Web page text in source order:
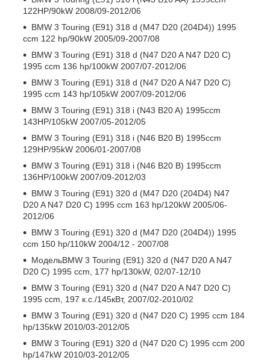
122HP/90kW 2008/09-2012/06
BMW 3 Touring (E91) 318 d (M47 D20 (204D4)) 1995
ccm 122 hp/90kW 2005/09-2007/08
BMW 3 Touring (E91) 318 d (N47 D20 A N47 D20 C)
1995 ccm 136 hp/100kW 2007/07-2012/06
BMW 3 Touring (E91) 318 d (N47 D20 A N47 D20 C)
1995 ccm 143 hp/105kW 2007/09-2012/06
BMW 3 Touring (E91) 318 i (N43 B20 A) 1995ccm
143HP/105kW 2007/05-2012/05
BMW 3 Touring (E91) 318 i (N46 B20 B) 1995ccm
129HP/95kW 2006/01-2007/08
BMW 3 Touring (E91) 318 i (N46 B20 B) 1995ccm
136HP/100kW 2007/09-2012/03
BMW 3 Touring (E91) 320 d (M47 D20 (204D4) N47
D20 A N47 D20 C) 1995 ccm 163 hp/120kW 2005/06-
2012/06
BMW 3 Touring (E91) 320 d (M47 D20 (204D4)) 1995
ccm 150 hp/110kW 2004/12 - 2007/08
МодельBMW 3 Touring (E91) 320 d (N47 D20 A N47
D20 C) 1995 ccm, 177 hp/130kW, 02/07-12/10
BMW 3 Touring (E91) 320 d (N47 D20 A N47 D20 C)
1995 ccm, 197 к.с./145кВт, 2007/02-2010/02
BMW 3 Touring (E91) 320 d (N47 D20 C) 1995 ccm 184
hp/135kW 2010/03-2012/05
BMW 3 Touring (E91) 320 d (N47 D20 C) 1995 ccm 200
hp/147kW 2010/03-2012/05